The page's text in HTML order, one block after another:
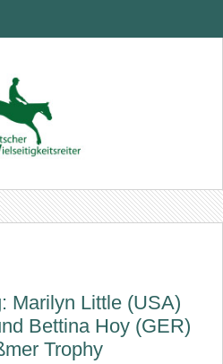
Marilyn Little (USA)
Bettina Hoy (GER)
Trophy